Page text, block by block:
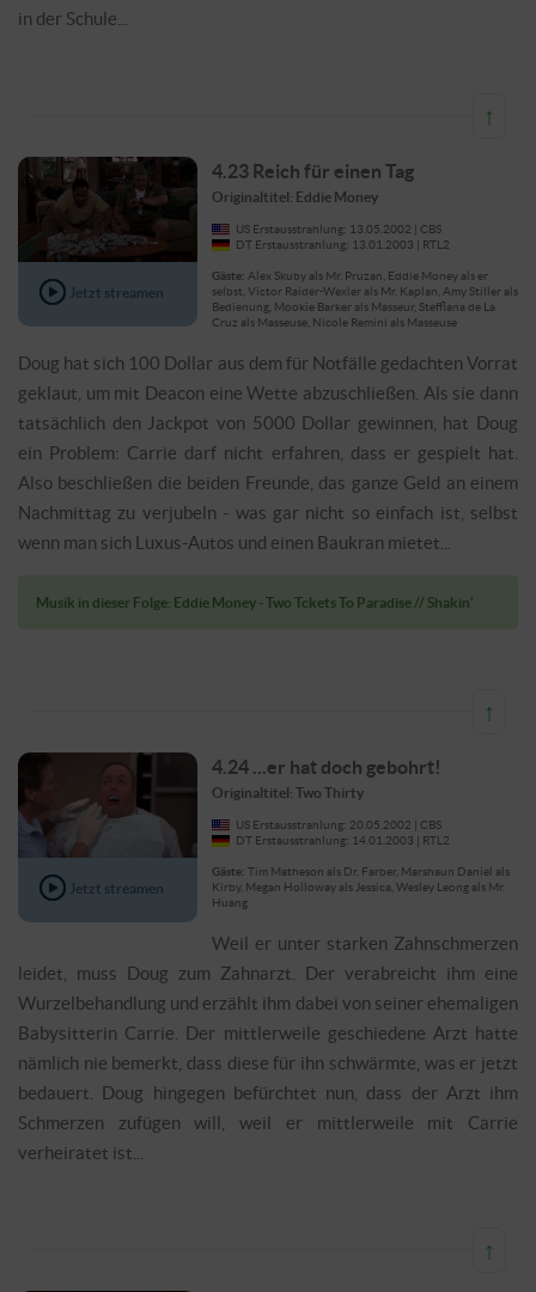
in der Schule...
↑
Jetzt streamen
4.23 Reich für einen Tag
Originaltitel: Eddie Money
US Erstausstrahlung: 13.05.2002 | CBS
DT Erstausstrahlung: 13.01.2003 | RTL2
Gäste: Alex Skuby als Mr. Pruzan, Eddie Money als er
selbst, Victor Raider-Wexler als Mr. Kaplan, Amy Stiller als
Bedienung, Mookie Barker als Masseur, Stefflana de La
Cruz als Masseuse, Nicole Remini als Masseuse
Doug hat sich 100 Dollar aus dem für Notfälle gedachten Vorrat
geklaut, um mit Deacon eine Wette abzuschließen. Als sie dann
tatsächlich den Jackpot von 5000 Dollar gewinnen, hat Doug
ein Problem: Carrie darf nicht erfahren, dass er gespielt hat.
Also beschließen die beiden Freunde, das ganze Geld an einem
Nachmittag zu verjubeln - was gar nicht so einfach ist, selbst
wenn man sich Luxus-Autos und einen Baukran mietet...
Musik in dieser Folge: Eddie Money - Two Tckets To Paradise // Shakin'
↑
Jetzt streamen
4.24 ...er hat doch gebohrt!
Originaltitel: Two Thirty
US Erstausstrahlung: 20.05.2002 | CBS
DT Erstausstrahlung: 14.01.2003 | RTL2
Gäste: Tim Matheson als Dr. Farber, Marshaun Daniel als
Kirby, Megan Holloway als Jessica, Wesley Leong als Mr.
Huang
Weil er unter starken Zahnschmerzen
leidet, muss Doug zum Zahnarzt. Der verabreicht ihm eine
Wurzelbehandlung und erzählt ihm dabei von seiner ehemaligen
Babysitterin Carrie. Der mittlerweile geschiedene Arzt hatte
nämlich nie bemerkt, dass diese für ihn schwärmte, was er jetzt
bedauert. Doug hingegen befürchtet nun, dass der Arzt ihm
Schmerzen zufügen will, weil er mittlerweile mit Carrie
verheiratet ist...
↑